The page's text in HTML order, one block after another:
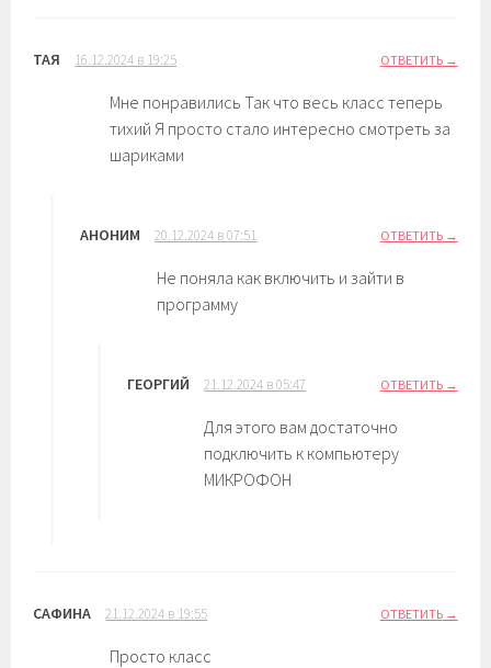
ТАЯ 16.12.2024 в 19:25 ОТВЕТИТЬ
Мне понравились Так что весь класс теперь
тихий Я просто стало интересно смотреть за
шариками
АНОНИМ 20.12.2024 в 07:51 ОТВЕТИТЬ
Не поняла как включить и зайти в
программу
ГЕОРГИЙ 21.12.2024 в 05:47 ОТВЕТИТЬ
Для этого вам достаточно
подключить к компьютеру
МИКРОФОН
САФИНА 21.12.2024 в 19:55 ОТВЕТИТЬ
Просто класс